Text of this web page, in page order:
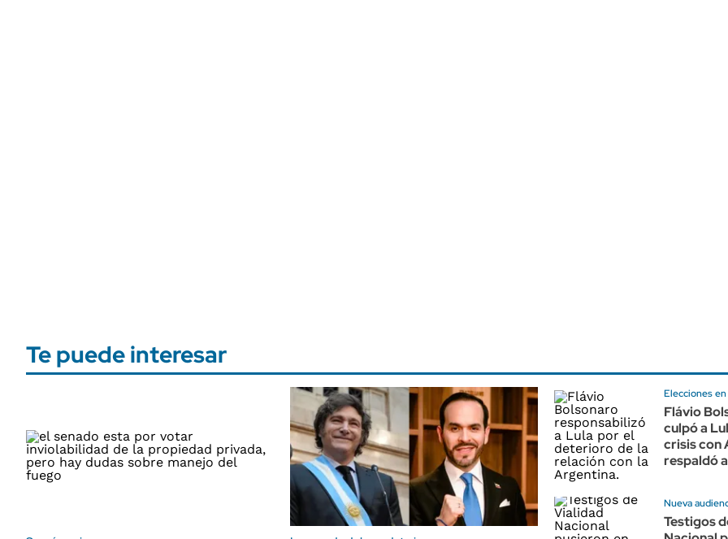
Te puede interesar
Elecciones en
Flávio
culpó a
crisis con
respaldó
Nueva
Testigos